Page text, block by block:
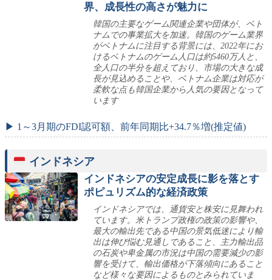
界、成長性の高さが魅力に
韓国の主要なゲーム関連企業や団体が、ベト
ナムでの事業拡大を加速。韓国のゲーム業界
がベトナムに注目する背景には、2022年にお
けるベトナムのゲーム人口は約5460万人と、
全人口の半分を超えており、市場の大きな成
長が見込めることや、ベトナム企業は対応が
柔軟な点も韓国企業から人気の要因となって
います
▶ 1～3月期のFDI認可額、前年同期比+34.7％増(推定値)
インドネシア
インドネシアの安定成長に影を落とす
ポピュリズム的な経済政策
インドネシアでは、通貨安と株安に見舞われ
ています。米トランプ政権の政策の影響や、
最大の輸出先である中国の景気低迷により輸
出は伸び悩む見通しであること、主力輸出品
の石炭や卑金属の市況は中国の需要減少の影
響を受けて、輸出価格が下落傾向にあること
など様々な要因によるものとみられていま